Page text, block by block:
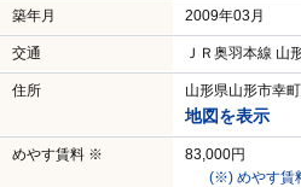
築年月 2009年03月
交通 ＪＲ奥羽本線 山
住所 山形県山形市幸
地図を表示
めやす賃料 ※
83,000円
(※) めやす賃